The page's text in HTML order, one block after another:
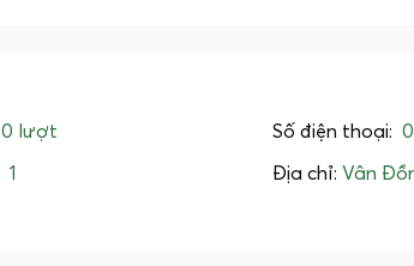
0 lượt Số điện thoại:
1 Địa chỉ: Vân